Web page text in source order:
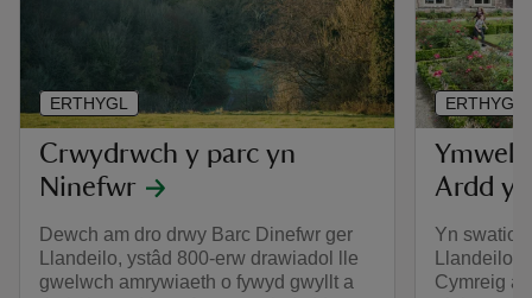
Crwydrwch y parc yn
Ninefwr
Dewch am dro drwy Barc Dinefwr ger
Llandeilo, ystâd 800-erw drawiadol lle
gwelwch amrywiaeth o fywyd gwyllt a
ERTHYGL
Ardd
Yn swatio
Llandeilo,
Cymreig
ERTHYGL